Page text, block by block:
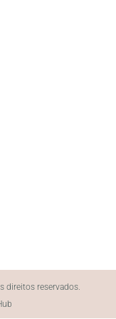
direitos reservados.